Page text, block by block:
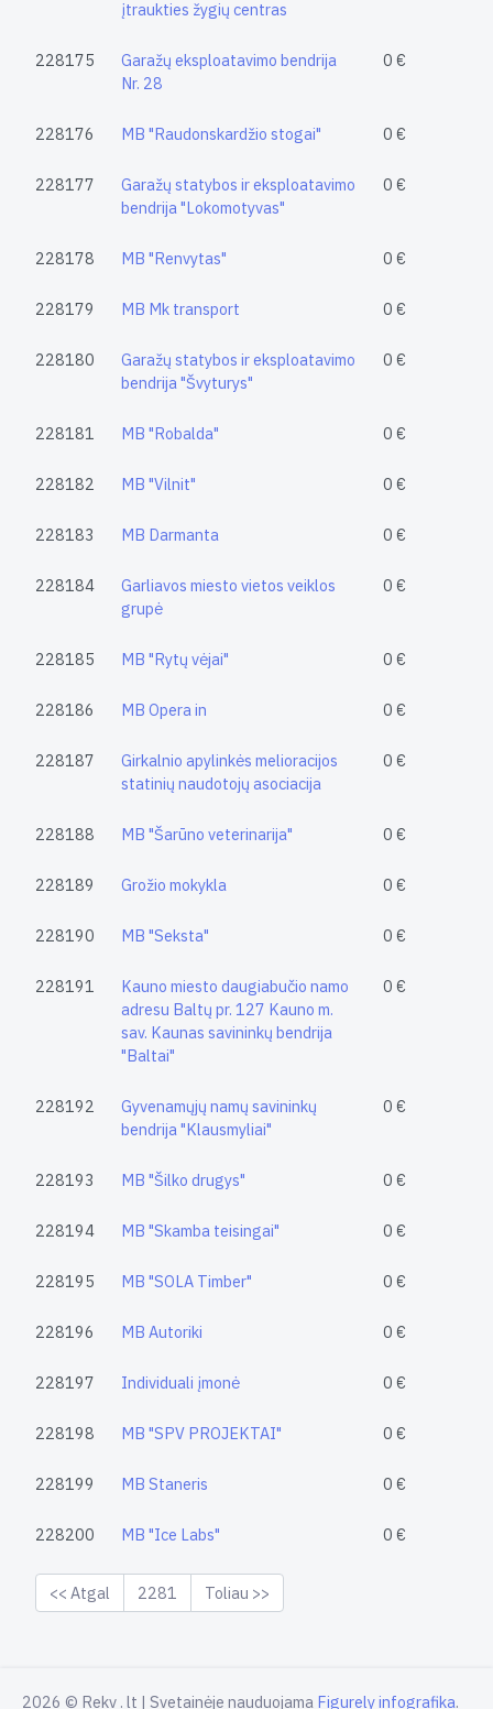
įtraukties žygių centras
228175
Garažų eksploatavimo bendrija
Nr. 28
0 €
228176 MB "Raudonskardžio stogai" 0 €
228177
Garažų statybos ir eksploatavimo
bendrija "Lokomotyvas"
0 €
228178 MB "Renvytas" 0 €
228179 MB Mk transport 0 €
228180
Garažų statybos ir eksploatavimo
bendrija "Švyturys"
0 €
228181 MB "Robalda" 0 €
228182 MB "Vilnit" 0 €
228183 MB Darmanta 0 €
228184
Garliavos miesto vietos veiklos
grupė
0 €
228185 MB "Rytų vėjai" 0 €
228186 MB Opera in 0 €
228187
Girkalnio apylinkės melioracijos
statinių naudotojų asociacija
0 €
228188 MB "Šarūno veterinarija" 0 €
228189 Grožio mokykla 0 €
228190 MB "Seksta" 0 €
228191
Kauno miesto daugiabučio namo
adresu Baltų pr. 127 Kauno m.
sav. Kaunas savininkų bendrija
"Baltai"
0 €
228192
Gyvenamųjų namų savininkų
bendrija "Klausmyliai"
0 €
228193 MB "Šilko drugys" 0 €
228194 MB "Skamba teisingai" 0 €
228195 MB "SOLA Timber" 0 €
228196 MB Autoriki 0 €
228197 Individuali įmonė 0 €
228198 MB "SPV PROJEKTAI" 0 €
228199 MB Staneris 0 €
228200 MB "Ice Labs" 0 €
<< Atgal 2281 Toliau >>
2026 © Rekv . lt | Svetainėje nauduojama Figurely infografika.